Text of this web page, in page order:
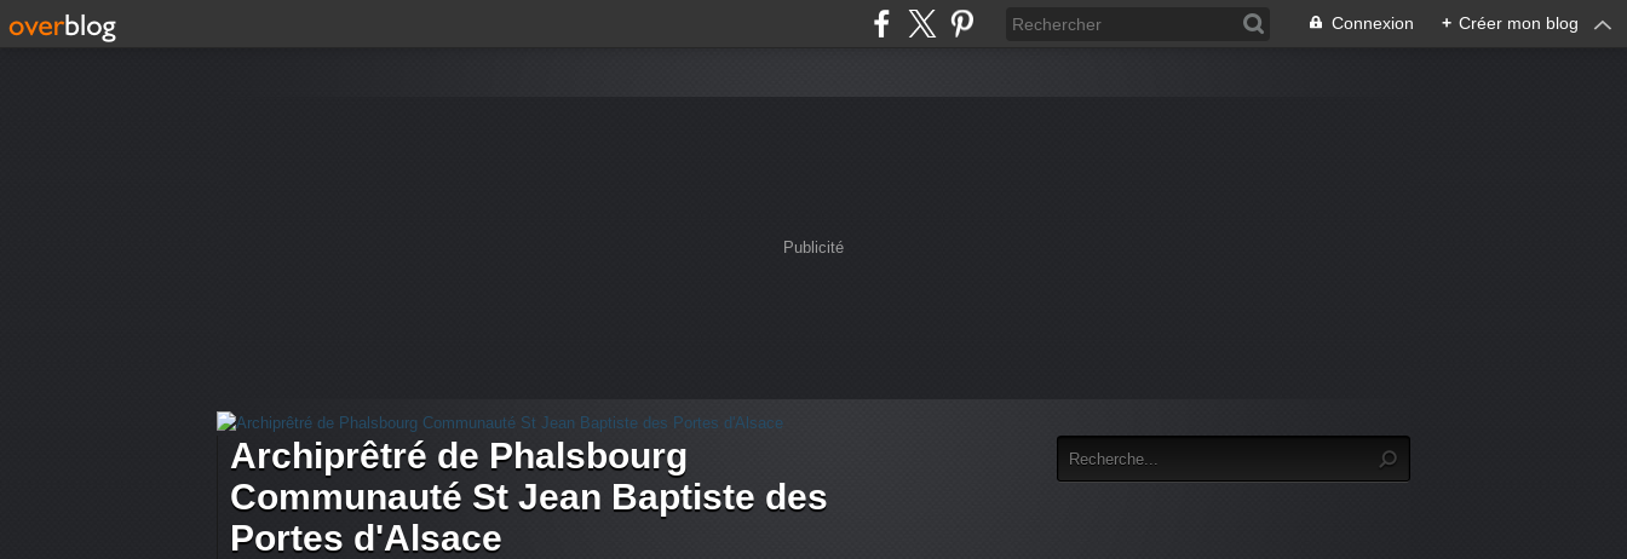
Connexion + Créer mon blog
Publicité
Archiprêtré de Phalsbourg
Communauté St Jean Baptiste des
Portes d'Alsace